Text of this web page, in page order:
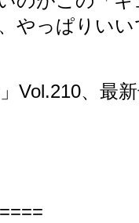
やっぱりい
Vol.210、最